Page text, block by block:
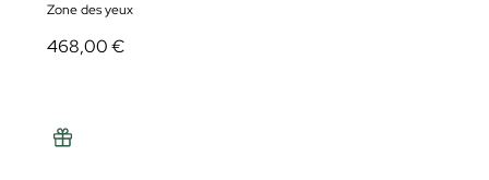
Zone des yeux
468,00 €